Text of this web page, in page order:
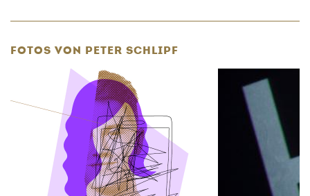
FOTOS VON PETER SCHLIPF